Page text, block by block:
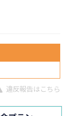
違反報告はこちら